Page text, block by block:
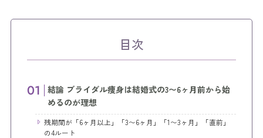
目次
結論 ブライダル痩身は結婚式の3〜6ヶ月前から始
めるのが理想
残期間が「6ヶ月以上」「3〜6ヶ月」「1〜3ヶ月」「直前」
の4ルート